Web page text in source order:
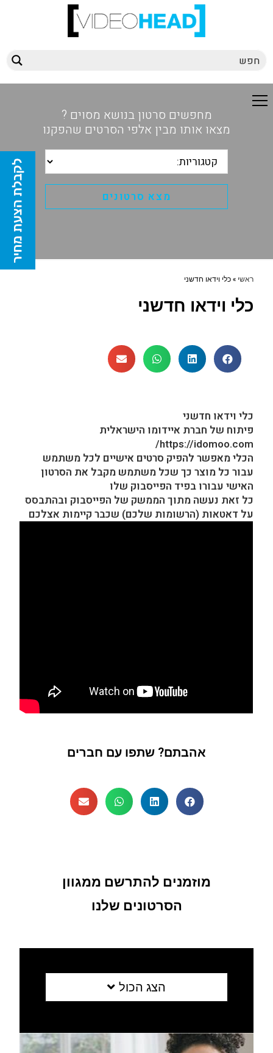
מחפשים סרטון בנושא מסוים ?
מצאו אותו מבין אלפי הסרטים שהפקנו
ראשי »כלי וידאו חדשני
כלי וידאו חדשני
כלי וידאו חדשני
פיתוח של חברת איידומו הישראלית
https://idomoo.com/
הכלי מאפשר להפיק סרטים אישיים לכל משתמש
עבור כל מוצר כך שכל משתמש מקבל את הסרטון
האישי עבורו בפיד הפייסבוק שלו
כל זאת נעשה מתוך הממשק של הפייסבוק ובהתבסס
על דאטאות (הרשומות שלכם) שכבר קיימות אצלכם
אהבתם? שתפו עם חברים
מוזמנים להתרשם ממגוון
הסרטונים שלנו
הצג הכול